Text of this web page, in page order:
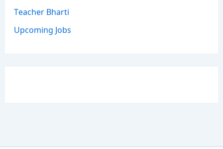
Teacher Bharti
Upcoming Jobs